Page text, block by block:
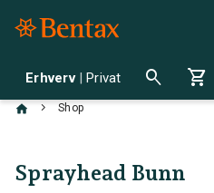
Erhverv | Privat search shopping_cart
chevron_right Shop
Sprayhead Bunn